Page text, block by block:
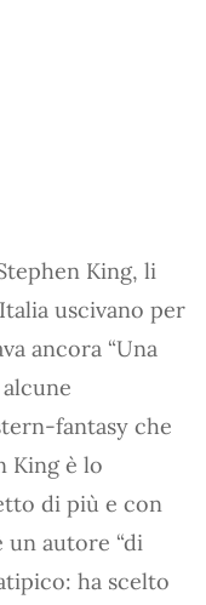
King, li
uscivano per
ancora “Una
fantasy che
King è lo
di più e con
autore “di
ha scelto